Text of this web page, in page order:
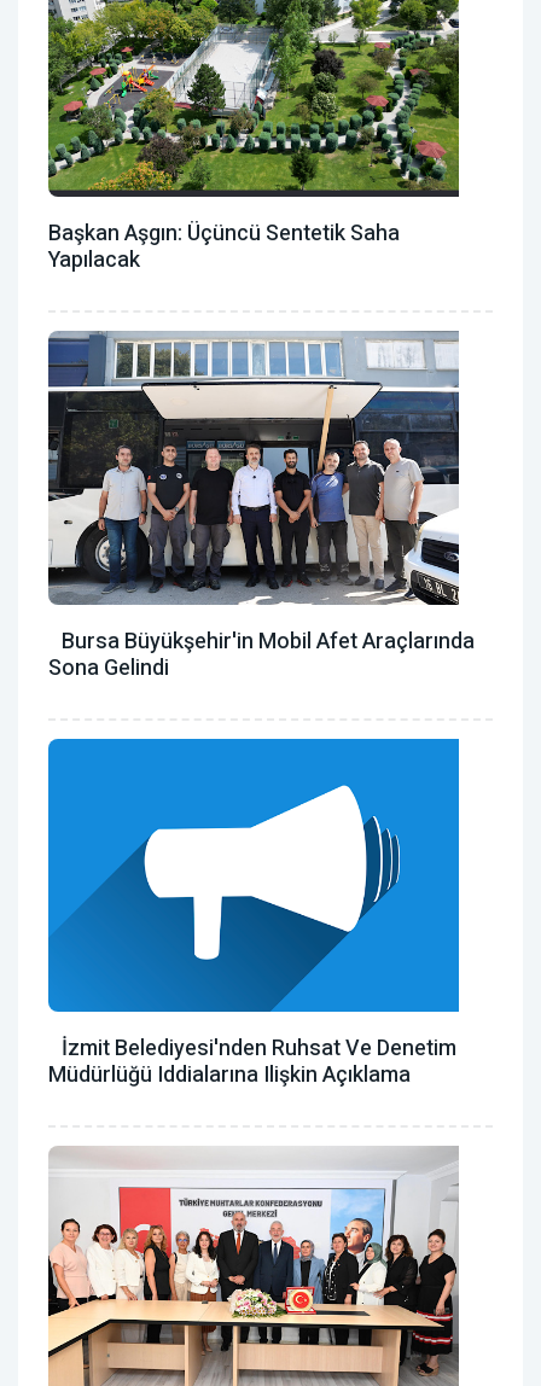
Başkan Aşgın: Üçüncü Sentetik Saha
Yapılacak
Bursa Büyükşehir'in Mobil Afet Araçlarında
Sona Gelindi
İzmit Belediyesi'nden Ruhsat Ve Denetim
Müdürlüğü Iddialarına Ilişkin Açıklama